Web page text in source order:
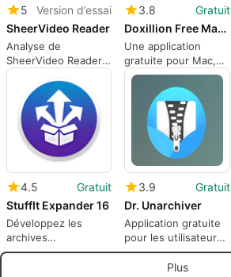
5
Version d’essai
SheerVideo Reader
Analyse de
SheerVideo Reader
pour Mac
3.8
Gratuit
Doxillion Free Mac Document Converter
Une application
gratuite pour Mac,
par NCH Software.
4.5
Gratuit
StuffIt Expander 16
Développez les
archives
compressées de
3.9
Gratuit
Dr. Unarchiver
Application gratuite
pour les utilisateurs
de logiciels
Plus